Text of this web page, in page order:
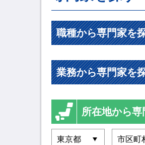
職種から専門家を
業務から専門家を
所在地から